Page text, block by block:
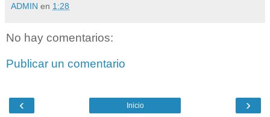
ADMIN en 1:28
No hay comentarios:
Publicar un comentario
‹ ›
Inicio